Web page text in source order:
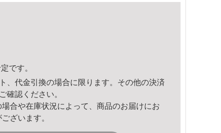
です。
、代金引換の場合に限ります。その他の決済
確認ください。
合や在庫状況によって、商品のお届けにお
ざいます。